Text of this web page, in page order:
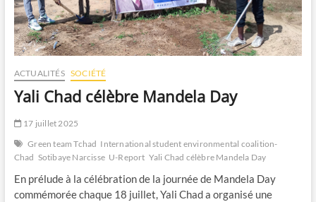
ACTUALITÉS SOCIÉTÉ
Yali Chad célèbre Mandela Day
17 juillet 2025
Green team Tchad International student environmental coalition-
Chad Sotibaye Narcisse U-Report Yali Chad célèbre Mandela Day
En prélude à la célébration de la journée de Mandela Day
commémorée chaque 18 juillet, Yali Chad a organisé une